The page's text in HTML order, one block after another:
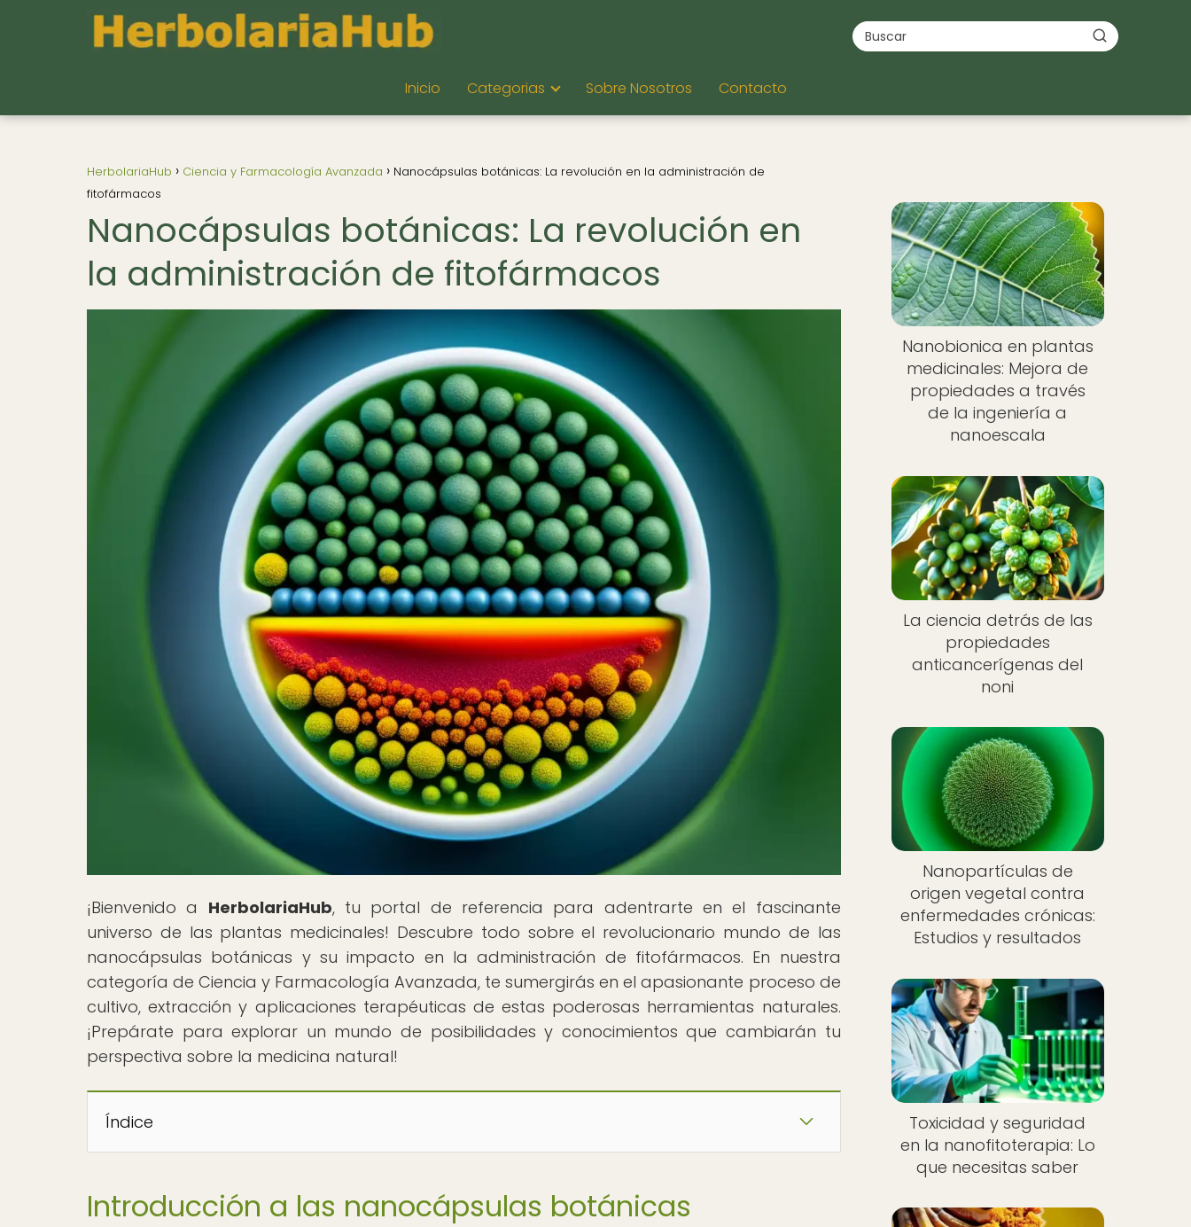
Inicio Categorias Sobre Nosotros Contacto
HerbolariaHub Ciencia y Farmacología Avanzada
Nanocápsulas botánicas: La revolución en la administración de
fitofármacos
Nanocápsulas botánicas: La revolución en
la administración de fitofármacos
¡Bienvenido a HerbolariaHub, tu portal de referencia para adentrarte en el fascinante
universo de las plantas medicinales! Descubre todo sobre el revolucionario mundo de las
nanocápsulas botánicas y su impacto en la administración de fitofármacos. En nuestra
categoría de Ciencia y Farmacología Avanzada, te sumergirás en el apasionante proceso de
cultivo, extracción y aplicaciones terapéuticas de estas poderosas herramientas naturales.
¡Prepárate para explorar un mundo de posibilidades y conocimientos que cambiarán tu
perspectiva sobre la medicina natural!
Índice
Introducción a las nanocápsulas botánicas
Nanobionica en plantas
medicinales: Mejora de
propiedades a través
de la ingeniería a
nanoescala
La ciencia detrás de las
propiedades
anticancerígenas del
noni
Nanopartículas de
origen vegetal contra
enfermedades crónicas:
Estudios y resultados
Toxicidad y seguridad
en la nanofitoterapia: Lo
que necesitas saber